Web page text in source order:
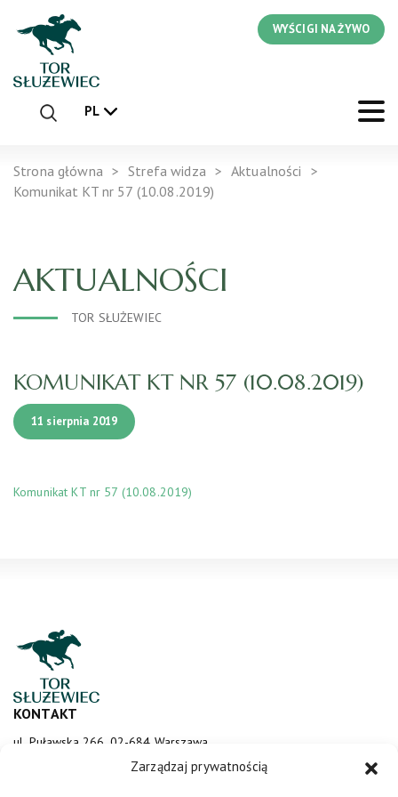
Zarządzaj prywatnością
WYŚCIGI NA ŻYWO
PL
Strona główna Strefa widza
Aktualności
Komunikat KT nr 57 (10.08.2019)
AKTUALNOŚCI
TOR SŁUŻEWIEC
KOMUNIKAT KT NR 57 (10.08.2019)
11 sierpnia 2019
Komunikat KT nr 57 (10.08.2019)
KONTAKT
ul. Puławska 266, 02-684 Warszawa
sluzewiec@totalizator.pl